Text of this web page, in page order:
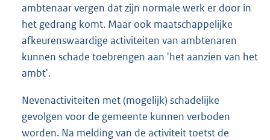
ambtenaar vergen dat zijn normale werk er door in
het gedrang komt. Maar ook maatschappelijke
afkeurenswaardige activiteiten van ambtenaren
kunnen schade toebrengen aan 'het aanzien van het
ambt'.
Nevenactiviteiten met (mogelijk) schadelijke
gevolgen voor de gemeente kunnen verboden
worden. Na melding van de activiteit toetst de